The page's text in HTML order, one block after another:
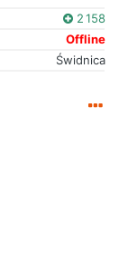
2 158
Offline
Świdnica